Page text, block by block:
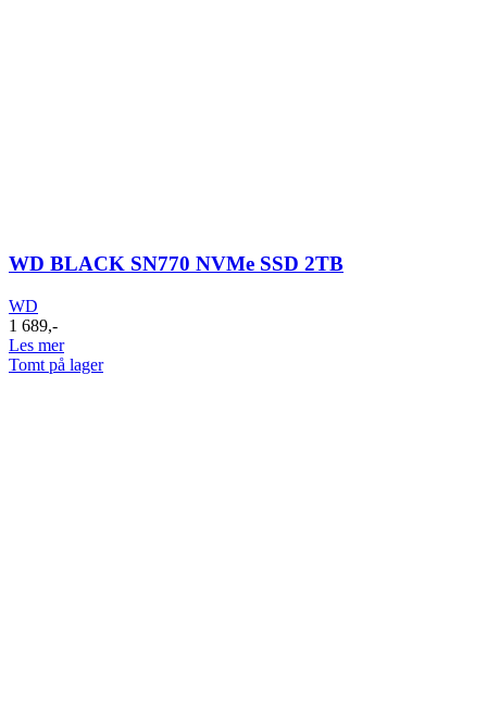
WD BLACK SN770 NVMe SSD 2TB
WD
1 689,-
Les mer
Tomt på lager